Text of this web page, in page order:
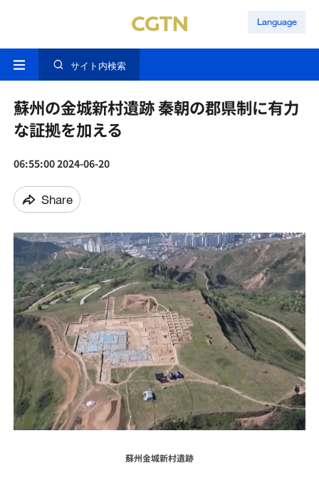
Language
サイト内検索
蘇州の金城新村遺跡 秦朝の郡県制に有力
な証拠を加える
06:55:00 2024-06-20
Share
蘇州金城新村遺跡